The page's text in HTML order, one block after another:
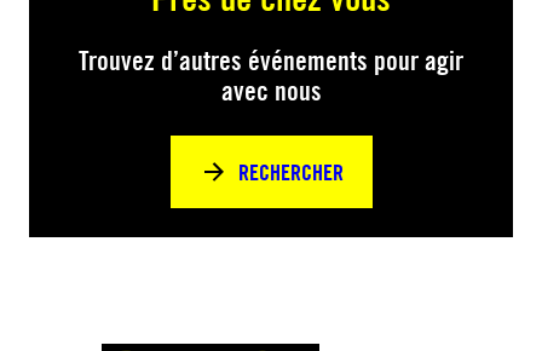
Trouvez d’autres événements pour agir
avec nous
RECHERCHER